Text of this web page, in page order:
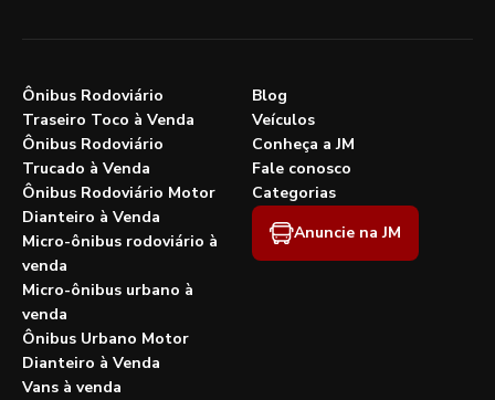
Ônibus Rodoviário
Traseiro Toco à Venda
Ônibus Rodoviário
Trucado à Venda
Ônibus Rodoviário Motor
Dianteiro à Venda
Micro-ônibus rodoviário à
venda
Micro-ônibus urbano à
venda
Ônibus Urbano Motor
Dianteiro à Venda
Vans à venda
Blog
Veículos
Conheça a JM
Fale conosco
Categorias
Anuncie na JM